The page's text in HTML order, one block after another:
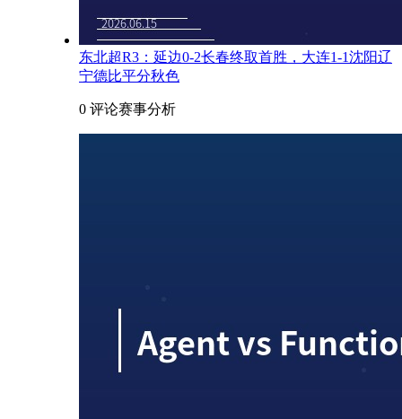
东北超R3：延边0-2长春终取首胜，大连1-1沈阳辽
宁德比平分秋色
0 评论赛事分析